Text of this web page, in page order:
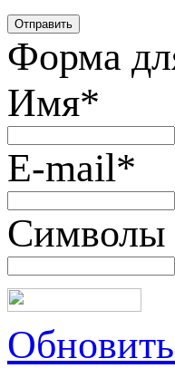
Форма
Имя*
E-mail*
Символы